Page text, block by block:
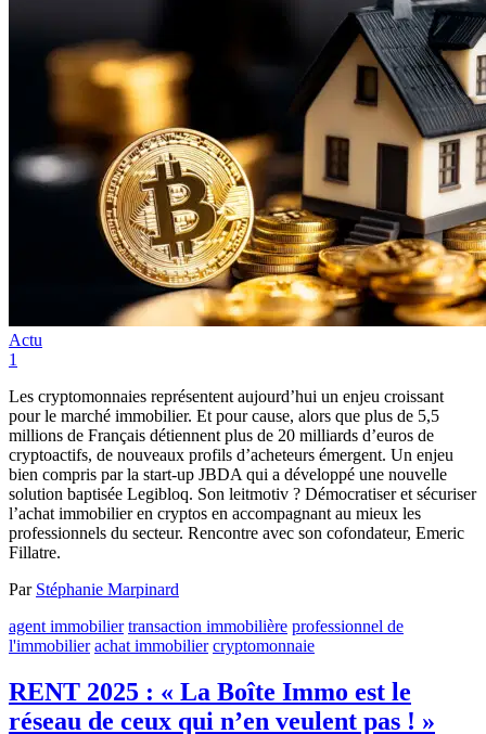
Actu
1
Les cryptomonnaies représentent aujourd’hui un enjeu croissant
pour le marché immobilier. Et pour cause, alors que plus de 5,5
millions de Français détiennent plus de 20 milliards d’euros de
cryptoactifs, de nouveaux profils d’acheteurs émergent. Un enjeu
bien compris par la start-up JBDA qui a développé une nouvelle
solution baptisée Legibloq. Son leitmotiv ? Démocratiser et sécuriser
l’achat immobilier en cryptos en accompagnant au mieux les
professionnels du secteur. Rencontre avec son cofondateur, Emeric
Fillatre.
Par Stéphanie Marpinard
agent immobilier transaction immobilière professionnel de
l'immobilier achat immobilier cryptomonnaie
RENT 2025 : « La Boîte Immo est le
réseau de ceux qui n’en veulent pas ! »